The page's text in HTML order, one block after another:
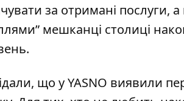
за отримані послуги, а
мешканці столиці
що у YASNO виявили